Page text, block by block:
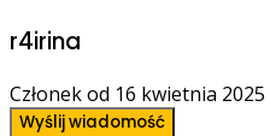
r4irina
Członek od 16 kwietnia 2025
Wyślij wiadomość